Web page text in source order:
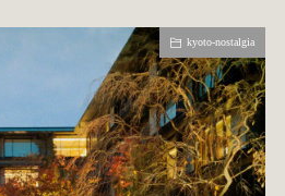
kyoto-nostalgia